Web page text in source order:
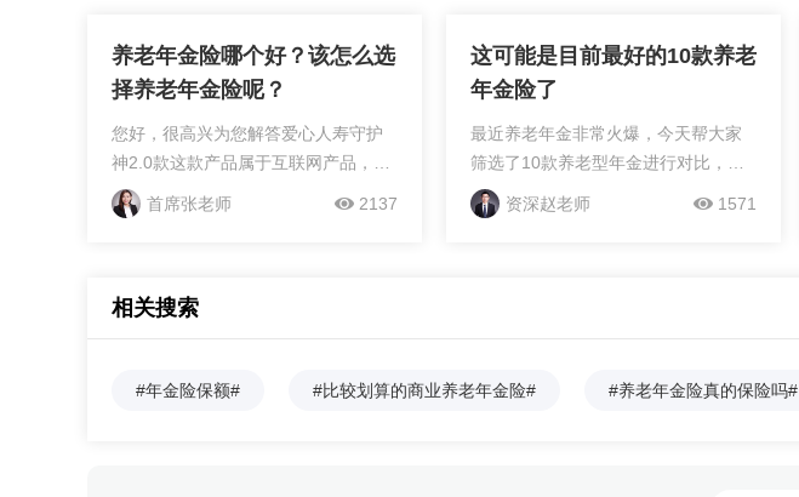
为止...
养老年金险哪个好？该怎么选
择养老年金险呢？
您好，很高兴为您解答爱心人寿守护
神2.0款这款产品属于互联网产品，是
守护神的升级版，保额每年按3.6%复
利递增。最高70岁可投保，最低1000
首席张老师 2137
这可能是目前最好的10款养老
年金险了
最近养老年金非常火爆，今天帮大家
筛选了10款养老型年金进行对比，以
下是产品分析及购买建议：1️⃣恒大北
极星：变更方案一(保证领取保费)优
保，选60岁起领2️⃣星海赢家庆典版：
90岁IRR4%左右️劣势：身故保障低，
资深赵老师 1571
相关搜索
#年金险保额# #比较划算的商业养老年金险# #养老年金险真的保险吗#